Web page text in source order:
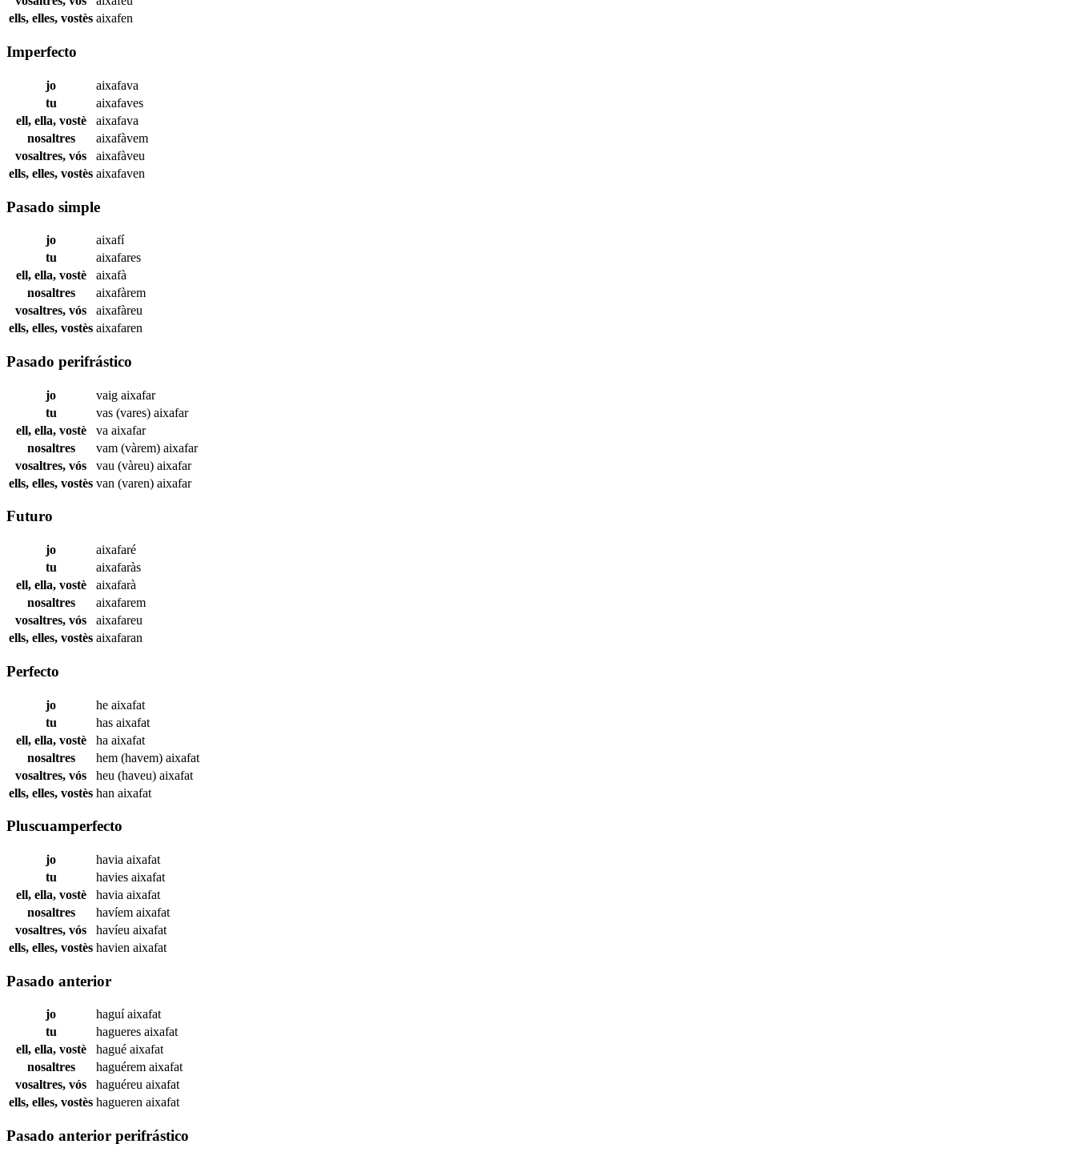
ells, elles, vostès aixafen
Imperfecto
jo
aixafava
tu
aixafaves
ell, ella, vostè
aixafava
nosaltres
aixafàvem
vosaltres, vós
aixafàveu
ells, elles, vostès aixafaven
Pasado simple
jo
aixafí
tu
aixafares
ell, ella, vostè
aixafà
nosaltres
aixafàrem
vosaltres, vós
aixafàreu
ells, elles, vostès aixafaren
Pasado perifrástico
jo vaig aixafar
tu
vas (vares) aixafar
ell, ella, vostè
va aixafar
nosaltres
vam (vàrem) aixafar
vosaltres, vós
vau (vàreu) aixafar
ells, elles, vostès van (varen) aixafar
Futuro
jo
aixafaré
tu
aixafaràs
ell, ella, vostè
aixafarà
nosaltres
aixafarem
vosaltres, vós
aixafareu
ells, elles, vostès aixafaran
Perfecto
jo he aixafat
tu
has aixafat
ell, ella, vostè
ha aixafat
nosaltres
hem (havem) aixafat
vosaltres, vós
heu (haveu) aixafat
ells, elles, vostès han aixafat
Pluscuamperfecto
jo havia aixafat
tu
havies aixafat
ell, ella, vostè
havia aixafat
nosaltres
havíem aixafat
vosaltres, vós
havíeu aixafat
ells, elles, vostès havien aixafat
Pasado anterior
jo haguíaixafat
tu
hagueres aixafat
ell, ella, vostè
hagué aixafat
nosaltres
haguérem aixafat
vosaltres, vós
haguéreu aixafat
ells, elles, vostès hagueren aixafat
Pasado anterior perifrástico